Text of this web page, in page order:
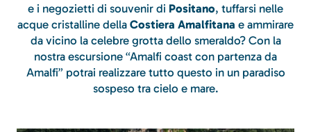
e i negozietti di souvenir di Positano, tuffarsi nelle
acque cristalline della Costiera Amalfitana e ammirare
da vicino la celebre grotta dello smeraldo? Con la
nostra escursione “Amalfi coast con partenza da
Amalfi” potrai realizzare tutto questo in un paradiso
sospeso tra cielo e mare.